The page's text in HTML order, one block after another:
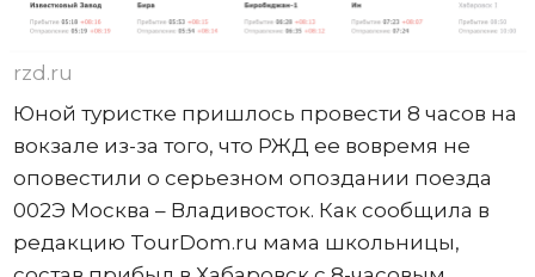
rzd.ru
Юной туристке пришлось провести 8 часов на
вокзале из-за того, что РЖД ее вовремя не
оповестили о серьезном опоздании поезда
002Э Москва – Владивосток. Как сообщила в
редакцию TourDom.ru мама школьницы,